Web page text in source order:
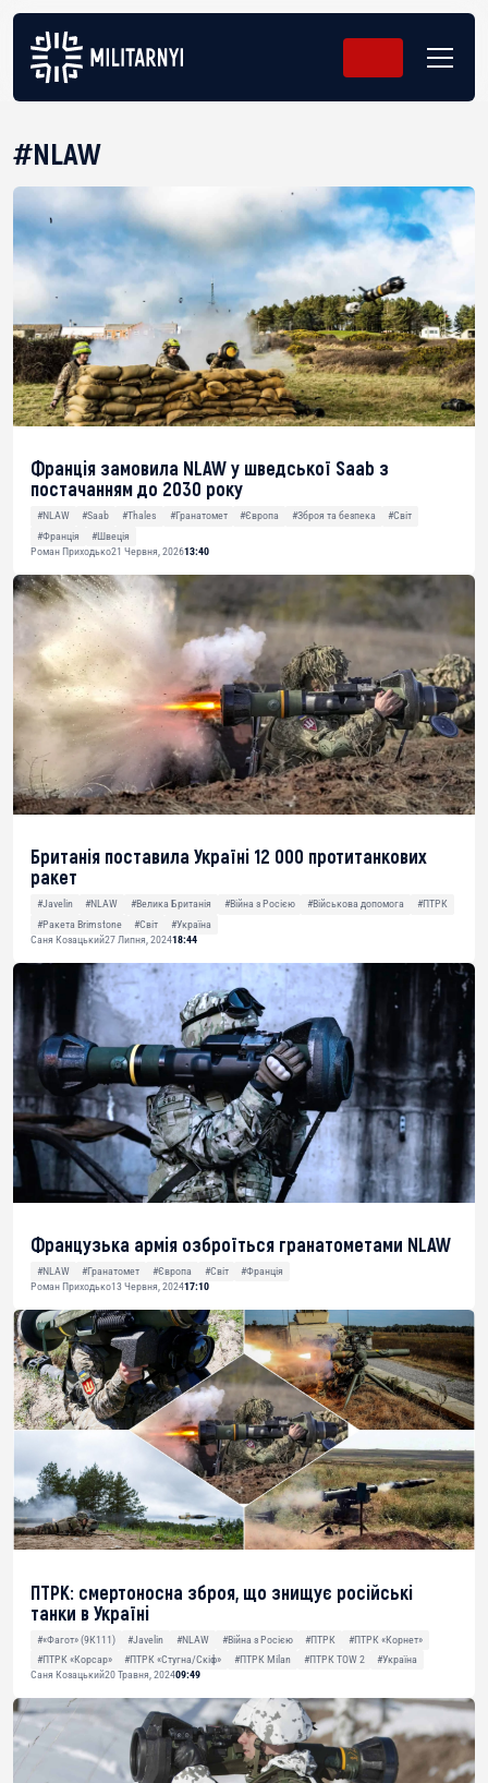
#NLAW
Франція замовила NLAW у шведської Saab з
постачанням до 2030 року
#NLAW #Saab #Thales #Гранатомет #Європа #Зброя та безпека
#Світ
#Франція
#Швеція
Роман Приходько21 Червня, 202613:40
Британія поставила Україні 12 000 протитанкових
ракет
#Javelin #NLAW #Велика Британія #Війна з Росією #Військова допомога
#ПТРК
#Ракета Brimstone
#Світ
#Україна
Саня Козацький27 Липня, 202418:44
Французька армія озброїться гранатометами NLAW
#NLAW #Гранатомет #Європа #Світ
#Франція
Роман Приходько13 Червня, 202417:10
ПТРК: смертоносна зброя, що знищує російські
танки в Україні
#«Фагот» (9К111) #Javelin #NLAW #Війна з Росією #ПТРК
#ПТРК «Корнет»
#ПТРК «Корсар»
#ПТРК «Стугна/Скіф» #ПТРК Milan #ПТРК TOW 2
#Україна
Саня Козацький20 Травня, 202409:49